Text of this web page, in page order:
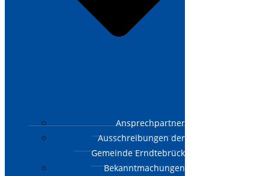
Ansprechpartner
Ausschreibungen der
Gemeinde Erndtebrück
Bekanntmachungen